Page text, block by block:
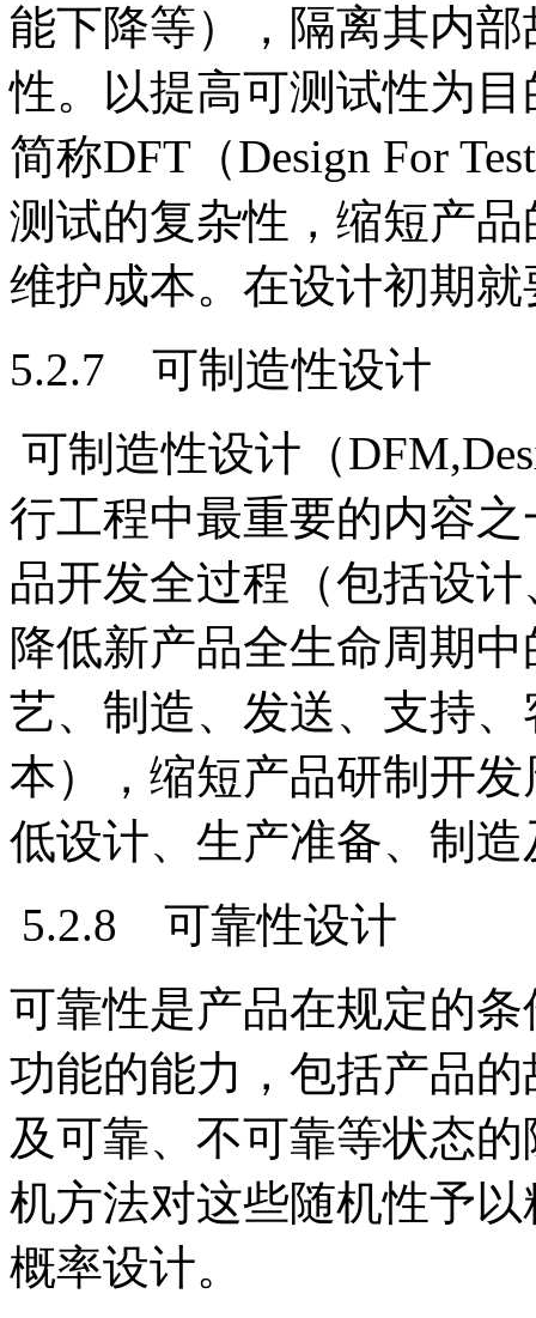
能下降等），隔离其内
性。以提高可测试性为
简称DFT（Design For
测试的复杂性，缩短产
维护成本。在设计初期
5.2.7 可制造性设计
可制造性设计（
行工程中最重要的内容
品开发全过程（包括设
降低新产品全生命周期
艺、制造、发送、支持
本），缩短产品研制开
低设计、生产准备、制
5.2.8 可靠性设计
可靠性是产品在规定的
功能的能力，包括产品
及可靠、不可靠等状态
机方法对这些随机性予
概率设计。